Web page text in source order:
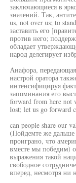
заключающиеся в
значений. Так,
us, not over us; to
заставить его
против него;
обладает
народ делегирует
Анафора,
настрой оратора
интенсифицируя
запоминания его
forward from here not
lost; let us go forward
can people share our
(Пойдемте же дальше
проиграно, что
вместе мы победим)
выражения такой
свободное
вперед, несмотря ни